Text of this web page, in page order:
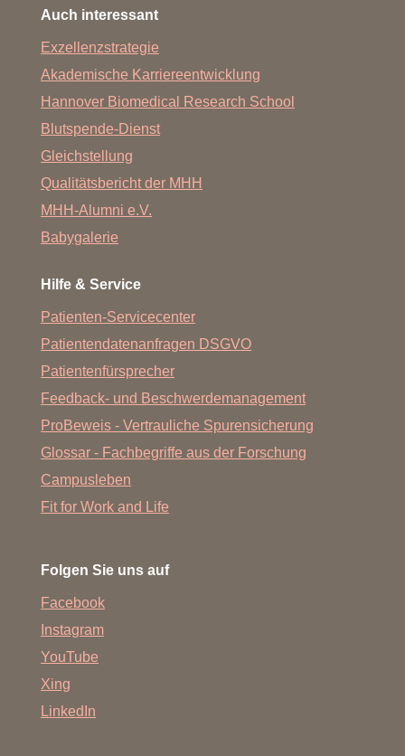
Auch interessant
Exzellenzstrategie
Akademische Karriereentwicklung
Hannover Biomedical Research School
Blutspende-Dienst
Gleichstellung
Qualitätsbericht der MHH
MHH-Alumni e.V.
Babygalerie
Hilfe & Service
Patienten-Servicecenter
Patientendatenanfragen DSGVO
Patientenfürsprecher
Feedback- und Beschwerdemanagement
ProBeweis - Vertrauliche Spurensicherung
Glossar - Fachbegriffe aus der Forschung
Campusleben
Fit for Work and Life
Folgen Sie uns auf
Facebook
Instagram
YouTube
Xing
LinkedIn